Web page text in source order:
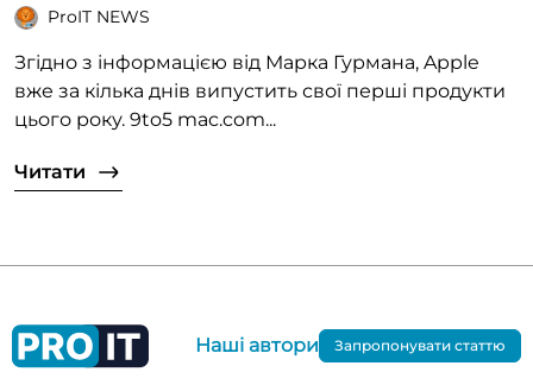
ProIT NEWS
Згідно з інформацією від Марка Гурмана, Apple
вже за кілька днів випустить свої перші продукти
цього року. 9to5 mac.com...
Читати
Наші автори Запропонувати статтю